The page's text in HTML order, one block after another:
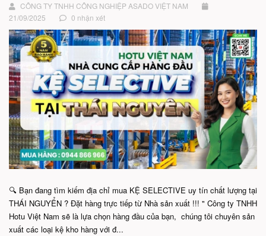
CÔNG TY TNHH CÔNG NGHIỆP ASADO VIỆT NAM
21/09/2025
0 nhận xét
🔍 Bạn đang tìm kiếm địa chỉ mua KỆ SELECTIVE uy tín chất lượng tại
THÁI NGUYỂN ? Đặt hàng trực tiếp từ Nhà sản xuất !!! " Công ty TNHH
Hotu Việt Nam sẽ là lựa chọn hàng đầu của bạn, chúng tôi chuyên sản
xuất các loại kệ kho hàng với đ...